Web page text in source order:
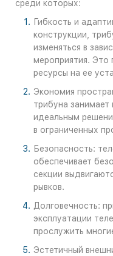
среди которых:
Гибкость и
конструкции,
изменяться в
мероприятия. Это
ресурсы на ее
Экономия
трибуна
идеальным
в ограниченных
Безопасность:
обеспечивает
секции
рывков.
Долговечность:
эксплуатации
прослужить
Эстетичный